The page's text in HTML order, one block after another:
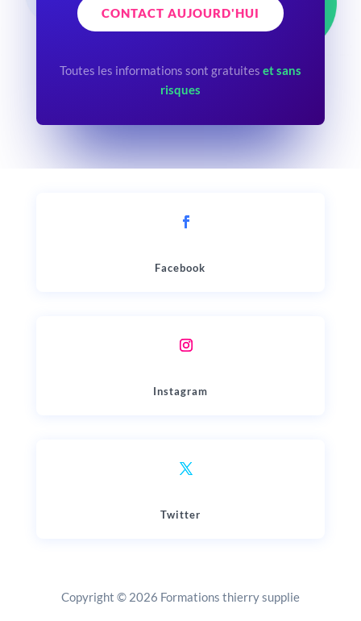
CONTACT AUJOURD'HUI
Toutes les informations sont gratuites et sans
risques
Facebook
Instagram
Twitter
Copyright © 2026 Formations thierry supplie